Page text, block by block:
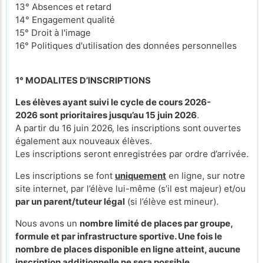
13° Absences et retard
14° Engagement qualité
15° Droit à l'image
16° Politiques d'utilisation des données personnelles
1° MODALITES D’INSCRIPTIONS
Les élèves ayant suivi le cycle de cours 2026-
2026 sont prioritaires jusqu’au 15 juin 2026.
A partir du 16 juin 2026, les inscriptions sont ouvertes
également aux nouveaux élèves.
Les inscriptions seront enregistrées par ordre d’arrivée.
Les inscriptions se font uniquement en ligne, sur notre
site internet, par l’élève lui-même (s’il est majeur) et/ou
par un parent/tuteur légal (si l’élève est mineur).
Nous avons un nombre limité de places par groupe,
formule et par infrastructure sportive. Une fois le
nombre de places disponible en ligne atteint, aucune